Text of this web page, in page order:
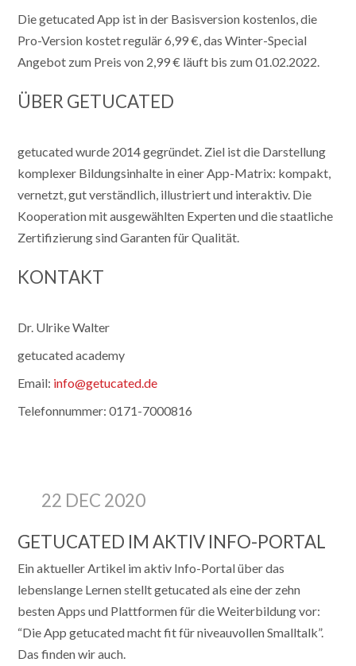
Die getucated App ist in der Basisversion kostenlos, die
Pro-Version kostet regulär 6,99 €, das Winter-Special
Angebot zum Preis von 2,99 € läuft bis zum 01.02.2022.
ÜBER GETUCATED
getucated wurde 2014 gegründet. Ziel ist die Darstellung
komplexer Bildungsinhalte in einer App-Matrix: kompakt,
vernetzt, gut verständlich, illustriert und interaktiv. Die
Kooperation mit ausgewählten Experten und die staatliche
Zertifizierung sind Garanten für Qualität.
KONTAKT
Dr. Ulrike Walter
getucated academy
Email: info@getucated.de
Telefonnummer: 0171-7000816
22 DEC 2020
GETUCATED IM AKTIV INFO-PORTAL
Ein aktueller Artikel im aktiv Info-Portal über das
lebenslange Lernen stellt getucated als eine der zehn
besten Apps und Plattformen für die Weiterbildung vor:
“Die App getucated macht fit für ­niveauvollen Smalltalk”.
Das finden wir auch.